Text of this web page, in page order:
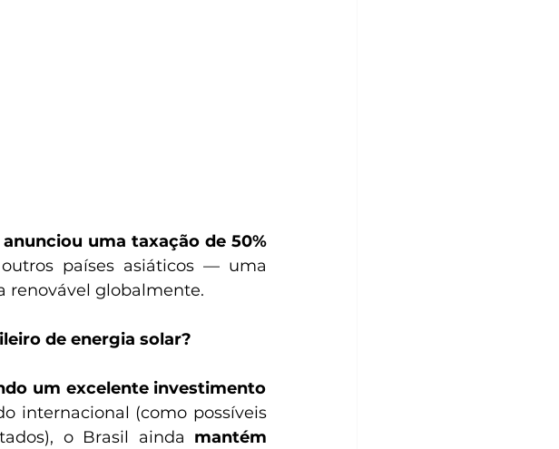
uma taxação de 50%
países asiáticos — uma
renovável globalmente.
de energia solar?
um excelente investimento
internacional (como possíveis
o Brasil ainda mantém